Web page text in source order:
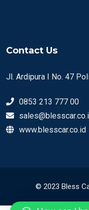
Contact Us
Jl. Ardipura I No. 47
0853 213 777 00
www.blesscar.co.id
© 2023 Bless